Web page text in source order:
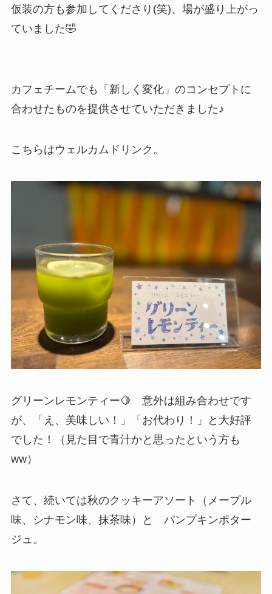
仮装の方も参加してくださり(笑)、場が盛り上がっ
ていました🤣
カフェチームでも「新しく変化」のコンセプトに
合わせたものを提供させていただきました♪
こちらはウェルカムドリンク。
グリーンレモンティー🍋 意外は組み合わせです
が、「え、美味しい！」「お代わり！」と大好評
でした！（見た目で青汁かと思ったという方も
ww）
さて、続いては秋のクッキーアソート（メープル
味、シナモン味、抹茶味）と パンプキンポター
ジュ。